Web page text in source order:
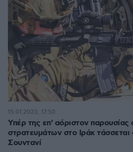
Υπέρ της επ' αόριστον παρουσίας
στρατευμάτων στο Ιράκ
Σουντανί
15.01.2023, 17:50